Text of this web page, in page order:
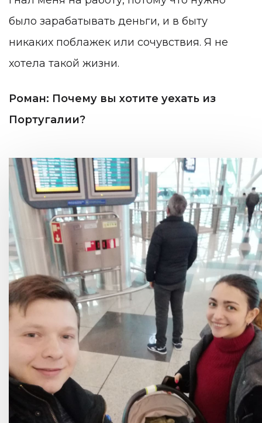
было зарабатывать деньги, и в быту
никаких поблажек или сочувствия. Я не
хотела такой жизни.
Роман: Почему вы хотите уехать из
Португалии?